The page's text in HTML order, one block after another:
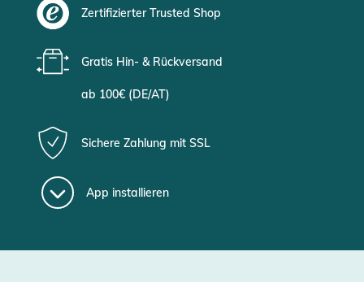
Zertifizierter Trusted Shop
Gratis Hin- & Rückversand
ab 100€ (DE/AT)
Sichere Zahlung mit SSL
App installieren